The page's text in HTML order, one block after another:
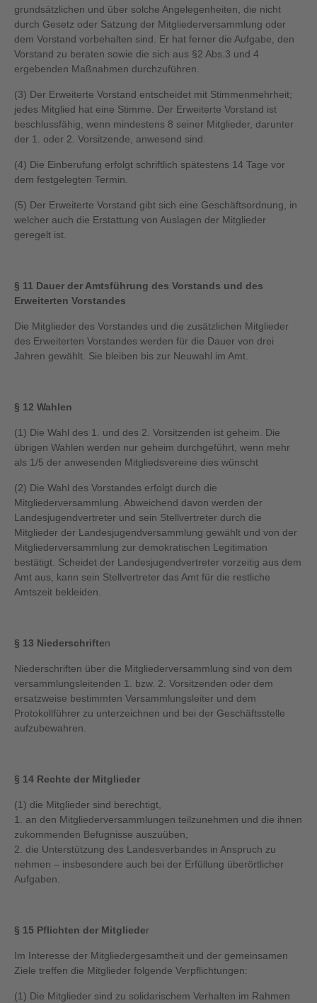
grundsätzlichen und über solche Angelegenheiten, die nicht
durch Gesetz oder Satzung der Mitgliederversammlung oder
dem Vorstand vorbehalten sind. Er hat ferner die Aufgabe, den
Vorstand zu beraten sowie die sich aus §2 Abs.3 und 4
ergebenden Maßnahmen durchzuführen.
(3) Der Erweiterte Vorstand entscheidet mit Stimmenmehrheit;
jedes Mitglied hat eine Stimme. Der Erweiterte Vorstand ist
beschlussfähig, wenn mindestens 8 seiner Mitglieder, darunter
der 1. oder 2. Vorsitzende, anwesend sind.
(4) Die Einberufung erfolgt schriftlich spätestens 14 Tage vor
dem festgelegten Termin.
(5) Der Erweiterte Vorstand gibt sich eine Geschäftsordnung, in
welcher auch die Erstattung von Auslagen der Mitglieder
geregelt ist.
§ 11 Dauer der Amtsführung des Vorstands und des
Erweiterten Vorstandes
Die Mitglieder des Vorstandes und die zusätzlichen Mitglieder
des Erweiterten Vorstandes werden für die Dauer von drei
Jahren gewählt. Sie bleiben bis zur Neuwahl im Amt.
§ 12 Wahlen
(1) Die Wahl des 1. und des 2. Vorsitzenden ist geheim. Die
übrigen Wahlen werden nur geheim durchgeführt, wenn mehr
als 1/5 der anwesenden Mitgliedsvereine dies wünscht
(2) Die Wahl des Vorstandes erfolgt durch die
Mitgliederversammlung. Abweichend davon werden der
Landesjugendvertreter und sein Stellvertreter durch die
Mitglieder der Landesjugendversammlung gewählt und von der
Mitgliederversammlung zur demokratischen Legitimation
bestätigt. Scheidet der Landesjugendvertreter vorzeitig aus dem
Amt aus, kann sein Stellvertreter das Amt für die restliche
Amtszeit bekleiden.
§ 13 Niederschriften
Niederschriften über die Mitgliederversammlung sind von dem
versammlungsleitenden 1. bzw. 2. Vorsitzenden oder dem
ersatzweise bestimmten Versammlungsleiter und dem
Protokollführer zu unterzeichnen und bei der Geschäftsstelle
aufzubewahren.
§ 14 Rechte der Mitglieder
(1) die Mitglieder sind berechtigt,
1. an den Mitgliederversammlungen teilzunehmen und die ihnen
zukommenden Befugnisse auszuüben,
2. die Unterstützung des Landesverbandes in Anspruch zu
nehmen – insbesondere auch bei der Erfüllung überörtlicher
Aufgaben.
§ 15 Pflichten der Mitglieder
Im Interesse der Mitgliedergesamtheit und der gemeinsamen
Ziele treffen die Mitglieder folgende Verpflichtungen:
(1) Die Mitglieder sind zu solidarischem Verhalten im Rahmen